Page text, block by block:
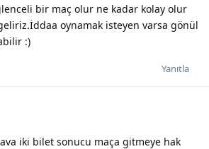
bir maç olur ne kadar kolay olur
oynamak isteyen varsa gönül
:)
Yanıtla
iki bilet sonucu maça gitmeye hak